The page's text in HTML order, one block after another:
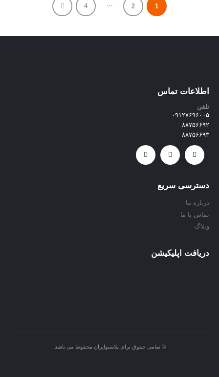
1
2
…
4
اطلاعات تماس
تلفن
۰۹۱۲۷۶۹۶۰۰۵
۸۸۷۵۶۶۹۲
۸۸۷۵۶۶۹۳
دسترسی سریع
درباره ما
تماس با ما
وبلاگ
دریافت اپلیکیشن
© تمامی حقوق برای پلاستوایران محفوظ می باشد.